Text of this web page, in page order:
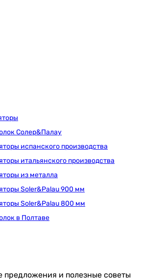
Солер&Палау
испанского производства
итальянского производства
из металла
Soler&Palau 900 мм
Soler&Palau 800 мм
в Полтаве
предложения и полезные советы